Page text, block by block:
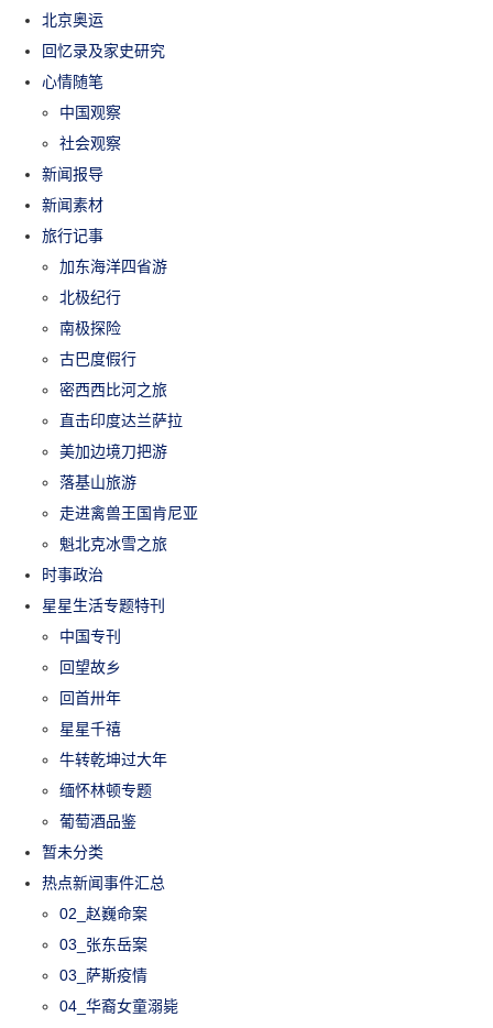
北京奥运
回忆录及家史研究
心情随笔
中国观察
社会观察
新闻报导
新闻素材
旅行记事
加东海洋四省游
北极纪行
南极探险
古巴度假行
密西西比河之旅
直击印度达兰萨拉
美加边境刀把游
落基山旅游
走进禽兽王国肯尼亚
魁北克冰雪之旅
时事政治
星星生活专题特刊
中国专刊
回望故乡
回首卅年
星星千禧
牛转乾坤过大年
缅怀林顿专题
葡萄酒品鉴
暂未分类
热点新闻事件汇总
02_赵巍命案
03_张东岳案
03_萨斯疫情
04_华裔女童溺毙